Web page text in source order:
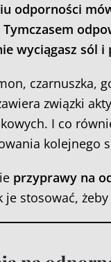
odporności
wyciągasz sól i
związki
I co
kolejnego
przyprawy na
stosować, żeby